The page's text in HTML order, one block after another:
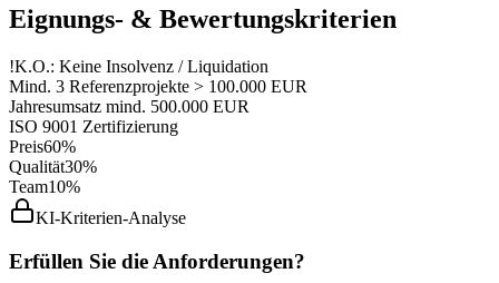
Eignungs- & Bewertungskriterien
!K.O.: Keine Insolvenz / Liquidation
Mind. 3 Referenzprojekte > 100.000 EUR
Jahresumsatz mind. 500.000 EUR
ISO 9001 Zertifizierung
Preis60%
Qualität30%
Team10%
KI-Kriterien-Analyse
Erfüllen Sie die Anforderungen?